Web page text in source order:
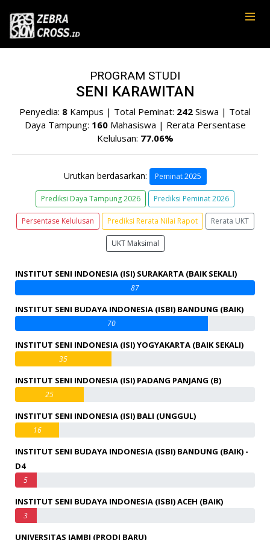
PROGRAM STUDI
SENI KARAWITAN
Penyedia: 8 Kampus | Total Peminat: 242 Siswa | Total
Daya Tampung: 160Mahasiswa | Rerata Persentase
Kelulusan: 77.06%
Urutkan berdasarkan: Peminat 2025
Prediksi Daya Tampung 2026 Prediksi Peminat 2026
Persentase Kelulusan Prediksi Rerata Nilai Rapot Rerata UKT
UKT Maksimal
INSTITUT SENI INDONESIA (ISI) SURAKARTA (BAIK SEKALI)
87
INSTITUT SENI BUDAYA INDONESIA (ISBI) BANDUNG (BAIK)
70
INSTITUT SENI INDONESIA (ISI) YOGYAKARTA (BAIK SEKALI)
35
INSTITUT SENI INDONESIA (ISI) PADANG PANJANG (B)
25
INSTITUT SENI INDONESIA (ISI) BALI (UNGGUL)
16
INSTITUT SENI BUDAYA INDONESIA (ISBI) BANDUNG (BAIK) -
D4
5
INSTITUT SENI BUDAYA INDONESIA (ISBI) ACEH (BAIK)
3
UNIVERSITAS JAMBI (PRODI BARU)